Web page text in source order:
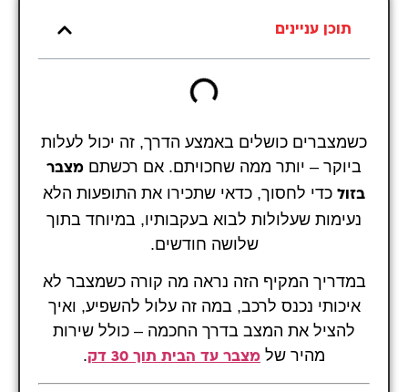
תוכן עניינים
כשמצברים כושלים באמצע הדרך, זה יכול לעלות
ביוקר – יותר ממה שחכויתם. אם רכשתם מצבר
בזול כדי לחסוך, כדאי שתכירו את התופעות הלא
נעימות שעלולות לבוא בעקבותיו, במיוחד בתוך
שלושה חודשים.
במדריך המקיף הזה נראה מה קורה כשמצבר לא
איכותי נכנס לרכב, במה זה עלול להשפיע, ואיך
להציל את המצב בדרך החכמה – כולל שירות
מהיר של מצבר עד הבית תוך 30 דק .